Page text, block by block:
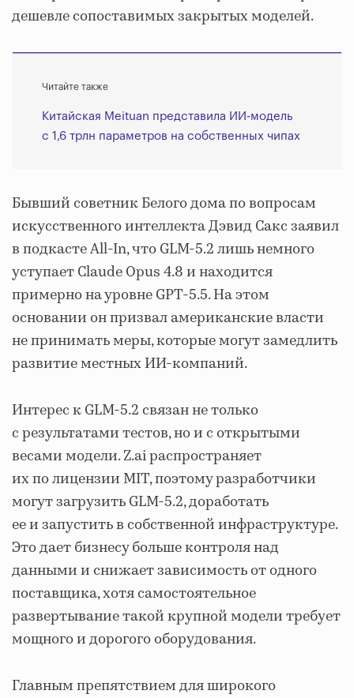
дешевле сопоставимых закрытых моделей.
Читайте также
Китайская Meituan представила ИИ-модель
с 1,6 трлн параметров на собственных чипах
Бывший советник Белого дома по вопросам
искусственного интеллекта Дэвид Сакс заявил
в подкасте All-In, что GLM-5.2 лишь немного
уступает Claude Opus 4.8 и находится
примерно на уровне GPT-5.5. На этом
основании он призвал американские власти
не принимать меры, которые могут замедлить
развитие местных ИИ-компаний.
Интерес к GLM-5.2 связан не только
с результатами тестов, но и с открытыми
весами модели. Z.ai распространяет
их по лицензии MIT, поэтому разработчики
могут загрузить GLM-5.2, доработать
ее и запустить в собственной инфраструктуре.
Это дает бизнесу больше контроля над
данными и снижает зависимость от одного
поставщика, хотя самостоятельное
развертывание такой крупной модели требует
мощного и дорогого оборудования.
Главным препятствием для широкого